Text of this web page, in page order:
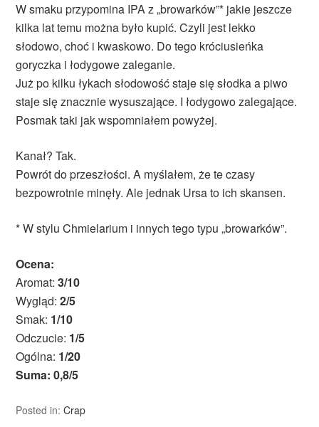
W smaku przypomina IPA z „browarków”* jakie jeszcze
kilka lat temu można było kupić. Czyli jest lekko
słodowo, choć i kwaskowo. Do tego króciusieńka
goryczka i łodygowe zaleganie.
Już po kilku łykach słodowość staje się słodka a piwo
staje się znacznie wysuszające. I łodygowo zalegające.
Posmak taki jak wspomniałem powyżej.
Kanał? Tak.
Powrót do przeszłości. A myślałem, że te czasy
bezpowrotnie minęły. Ale jednak Ursa to ich skansen.
* W stylu Chmielarium i innych tego typu „browarków”.
Ocena:
Aromat:3/10
Wygląd:2/5
Smak: 1/10
Odczucie: 1/5
Ogólna: 1/20
Suma: 0,8/5
Posted in:Crap